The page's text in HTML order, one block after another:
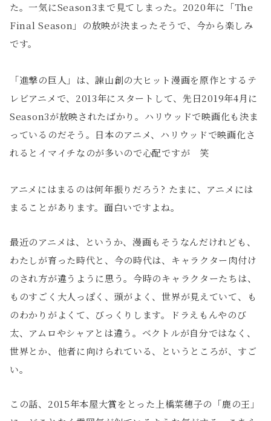
た。一気にSeason3まで見てしまった。2020年に「The
Final Season」の放映が決まったそうで、今から楽しみ
です。
「進撃の巨人」は、諫山創の大ヒット漫画を原作とするテ
レビアニメで、2013年にスタートして、先日2019年4月に
Season3が放映されたばかり。ハリウッドで映画化も決ま
っているのだそう。日本のアニメ、ハリウッドで映画化さ
れるとイマイチなのが多いので心配ですが 笑
アニメにはまるのは何年振りだろう? たまに、アニメには
まることがあります。面白いですよね。
最近のアニメは、というか、漫画もそうなんだけれども、
わたしが育った時代と、今の時代は、キャラクター肉付け
のされ方が違うように思う。今時のキャラクターたちは、
ものすごく大人っぽく、頭がよく、世界が見えていて、も
のわかりがよくて、びっくりします。ドラえもんやのび
太、アムロやシャアとは違う。ベクトルが自分ではなく、
世界とか、他者に向けられている、というところが、すご
い。
この話、2015年本屋大賞をとった上橋菜穂子の「鹿の王」